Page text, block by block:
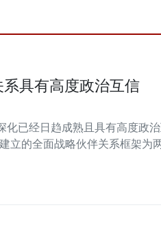
具有高度政治互信
化已经日趋成熟且具有高度政
立的全面战略伙伴关系框架为